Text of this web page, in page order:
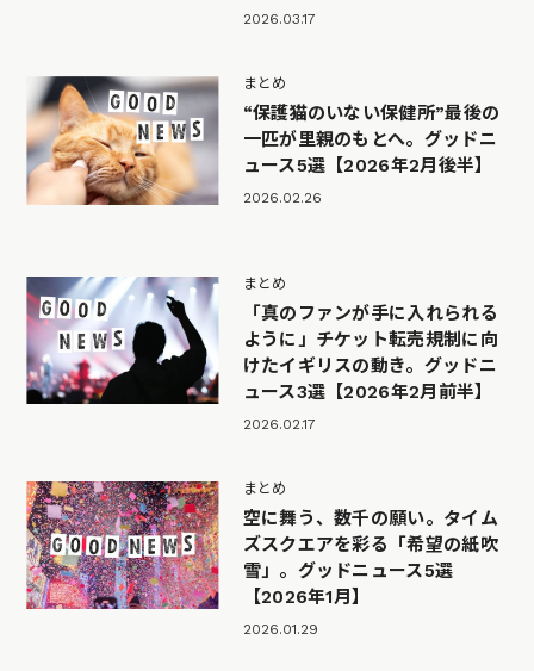
2026.03.17
まとめ
“保護猫のいない保健所”最後の
一匹が里親のもとへ。グッドニ
ュース5選【2026年2月後半】
2026.02.26
まとめ
「真のファンが手に入れられる
ように」チケット転売規制に向
けたイギリスの動き。グッドニ
ュース3選【2026年2月前半】
2026.02.17
まとめ
空に舞う、数千の願い。タイム
ズスクエアを彩る「希望の紙吹
雪」。グッドニュース5選
【2026年1月】
2026.01.29